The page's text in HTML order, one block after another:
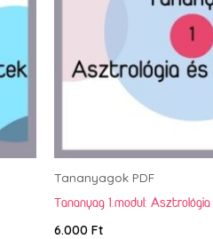
Tananyagok PDF
Tananyag 1.modul:
6.000 Ft